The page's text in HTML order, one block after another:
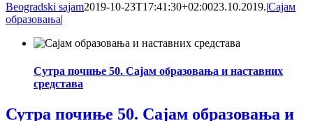
Beogradski sajam2019-10-23T17:41:30+02:0023.10.2019.|Сајам
образовања|
Сутра почиње 50. Сајам образовања и наставних
средстава
Сутра почиње 50. Сајам образовања и